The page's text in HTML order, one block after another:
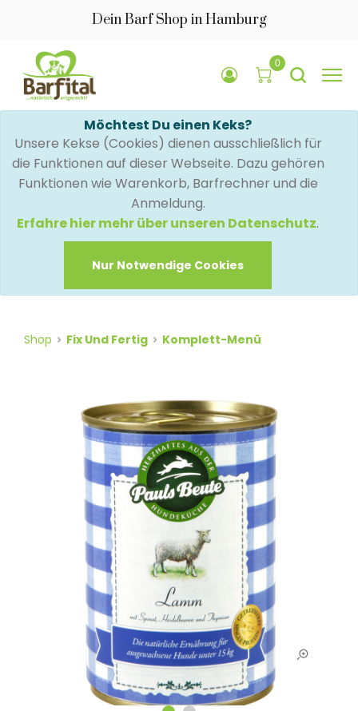
Dein Barf Shop in Hamburg
0
Möchtest Du einen Keks?
Unsere Kekse (Cookies) dienen ausschließlich für
die Funktionen auf dieser Webseite. Dazu gehören
Funktionen wie Warenkorb, Barfrechner und die
Anmeldung.
Erfahre hier mehr über unseren Datenschutz.
Nur Notwendige Cookies
Shop Fix Und Fertig Komplett-Menü